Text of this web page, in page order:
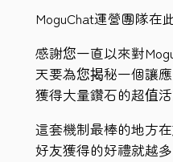
MoguChat運營團隊在
感謝您一直以來對
天要為您揭秘一個讓
獲得大量鑽石的超值
這套機制最棒的地方
好友獲得的好禮就越